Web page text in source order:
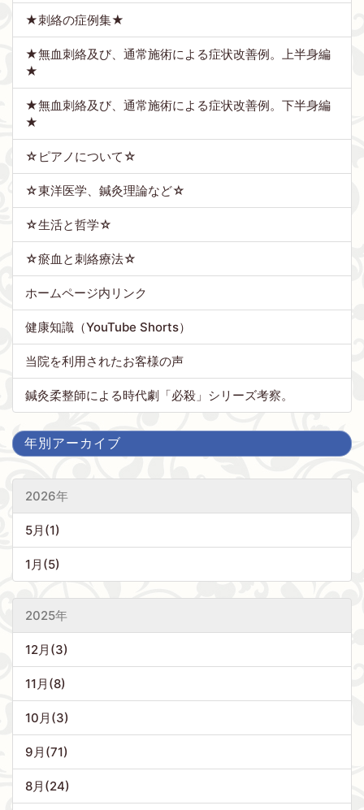
★刺絡の症例集★
★無血刺絡及び、通常施術による症状改善例。上半身編
★
★無血刺絡及び、通常施術による症状改善例。下半身編
★
☆ピアノについて☆
☆東洋医学、鍼灸理論など☆
☆生活と哲学☆
☆瘀血と刺絡療法☆
ホームページ内リンク
健康知識（YouTube Shorts）
当院を利用されたお客様の声
鍼灸柔整師による時代劇「必殺」シリーズ考察。
年別アーカイブ
2026年
5月(1)
1月(5)
2025年
12月(3)
11月(8)
10月(3)
9月(71)
8月(24)